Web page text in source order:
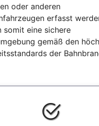
oder anderen
erfasst
somit eine sichere
gemäß den
der